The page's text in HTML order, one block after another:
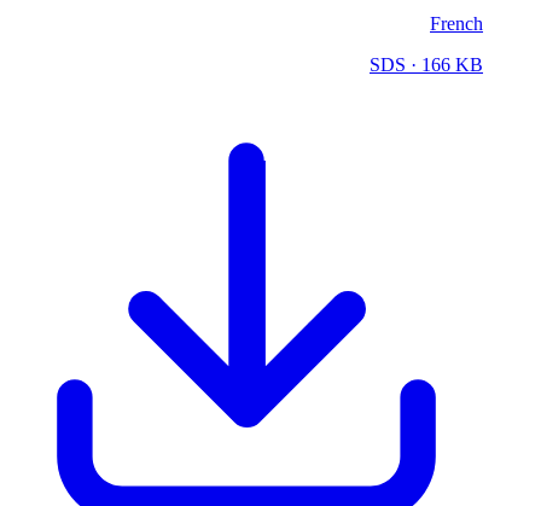
French
SDS · 166 KB